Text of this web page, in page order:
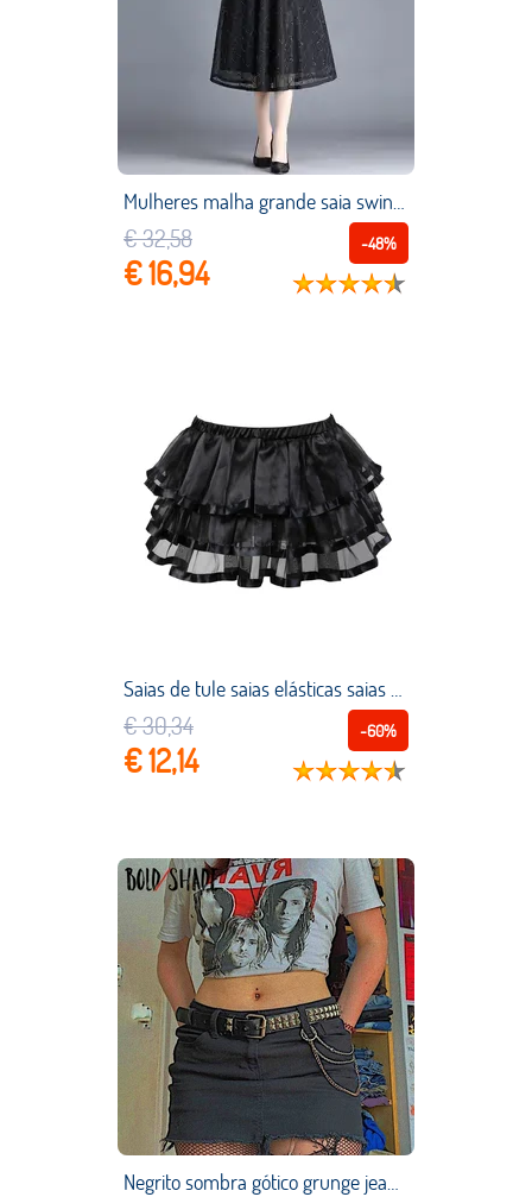
Mulheres malha grande saia swing primavera verão novo elástico cintura alta mid length a line saia magro moda grande saia chique
-48%
€ 32,58
€ 16,94
Saias de tule saias elásticas saias de malha burlesca sexy micro mini saia tutu traje gótico senhoras desempenho saia steampunk
-60%
€ 30,34
€ 12,14
Negrito sombra gótico grunge jeans saias cintura baixa subida botão sólida borla guarnição mini saia y2kstreetwear moda feminina roupas quentes